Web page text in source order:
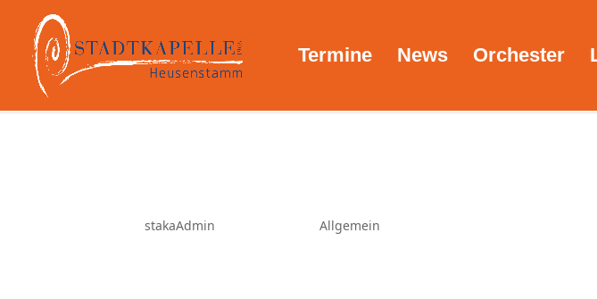
Termine News Orchester
vonstakaAdmin |Allgemein